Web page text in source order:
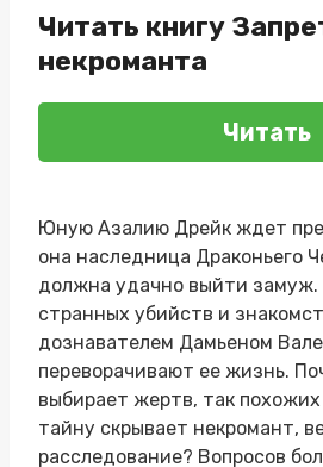
Читать книгу
некроманта
Читать
Юную Азалию Дрейк ждет
она наследница Драконьего
должна удачно выйти замуж.
странных убийств и
дознавателем Дамьеном
переворачивают ее жизнь.
выбирает жертв, так
тайну скрывает некромант,
расследование? Вопросов